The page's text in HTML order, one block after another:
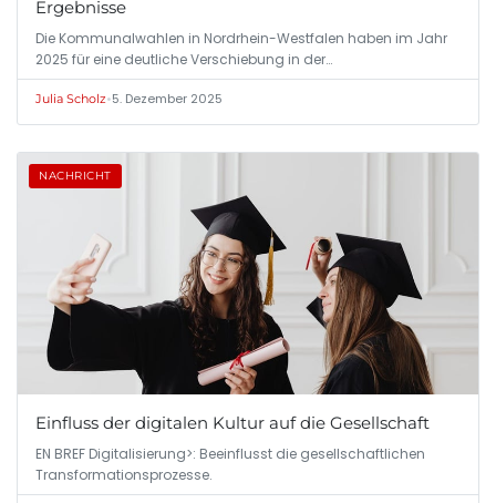
Ergebnisse
Die Kommunalwahlen in Nordrhein-Westfalen haben im Jahr
2025 für eine deutliche Verschiebung in der…
Julia Scholz•5. Dezember 2025
NACHRICHT
Einfluss der digitalen Kultur auf die Gesellschaft
EN BREF Digitalisierung>: Beeinflusst die gesellschaftlichen
Transformationsprozesse.